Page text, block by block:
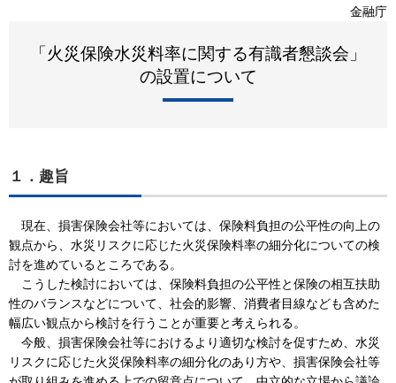
金融庁
「火災保険水災料率に関する有識者懇談会」
の設置について
１．趣旨
現在、損害保険会社等においては、保険料負担の公平性の向上の
観点から、水災リスクに応じた火災保険料率の細分化についての検
討を進めているところである。
こうした検討においては、保険料負担の公平性と保険の相互扶助
性のバランスなどについて、社会的影響、消費者目線なども含めた
幅広い観点から検討を行うことが重要と考えられる。
今般、損害保険会社等におけるより適切な検討を促すため、水災
リスクに応じた火災保険料率の細分化のあり方や、損害保険会社等